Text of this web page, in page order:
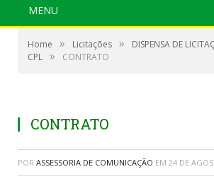
MENU
Home » Licitações »
DISPENSA DE
CPL » CONTRATO
CONTRATO
POR ASSESSORIA DE COMUNICAÇÃO EM 24 DE